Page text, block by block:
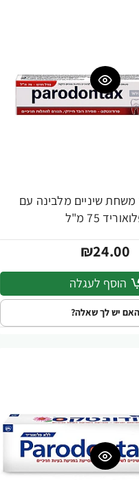
משחת שיניים מלבינה עם
75 מ"ל
₪24.00
הוסף לעגלה
האם יש לך שאלה?